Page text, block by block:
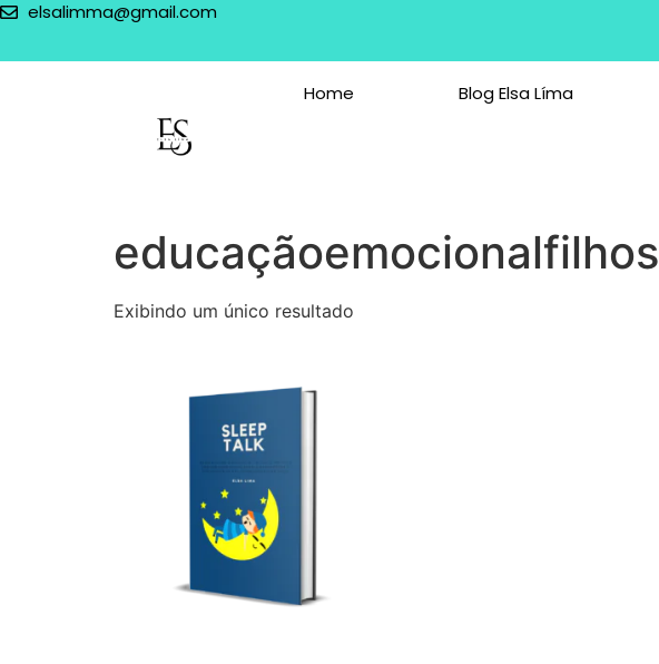
elsalimma@gmail.com
Home Blog Elsa Líma
educaçãoemocionalfilhos
Exibindo um único resultado